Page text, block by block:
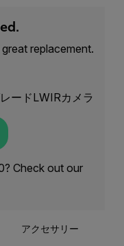
replacement.
ードLWIRカメラ
Check out our
アクセサリー